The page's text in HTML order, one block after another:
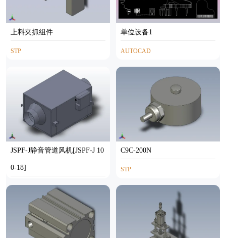
上料夹抓组件
STP
单位设备1
AUTOCAD
JSPF-J静音管道风机[JSPF-J 10
0-18]
SOLIDWORKS
C9C-200N
STP